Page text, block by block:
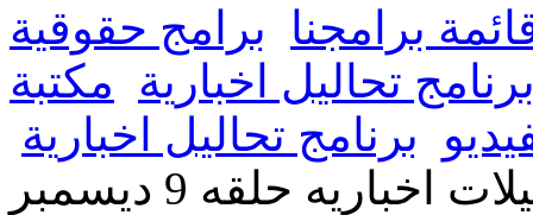
برامجنا
برامج حقوقية
تحاليل اخبارية مكتبة
برنامج تحاليل اخبارية
اخباريه حلقه 9 ديسمبر